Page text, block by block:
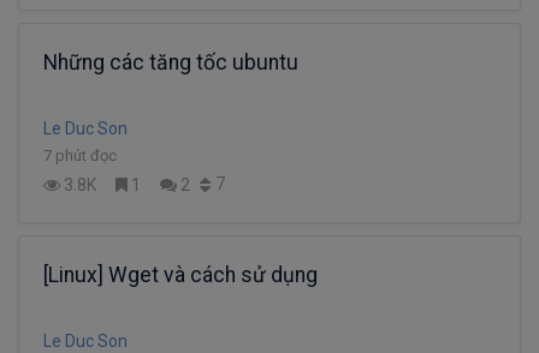
Những các tăng tốc ubuntu
Le Duc Son
7 phút đọc
3.8K 1 2 7
[Linux] Wget và cách sử dụng
Le Duc Son